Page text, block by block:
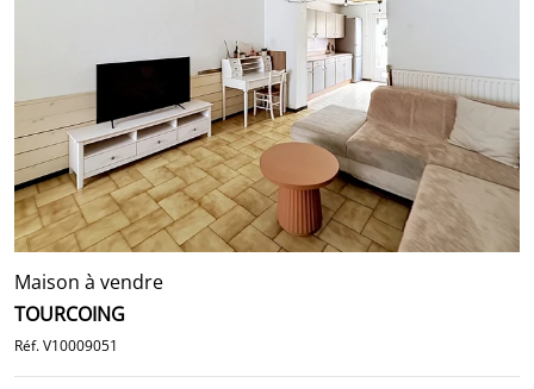
Maison à vendre
TOURCOING
Réf. V10009051